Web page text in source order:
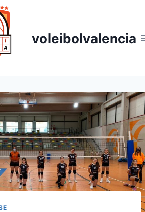
voleibolvalencia